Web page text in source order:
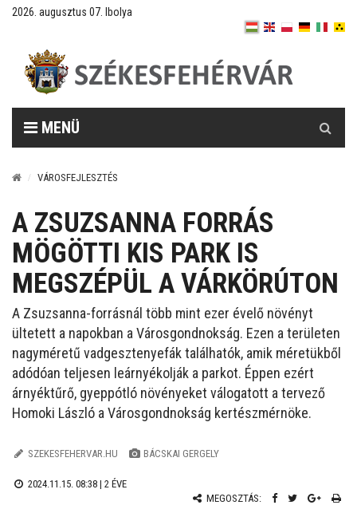
2026. augusztus 07. Ibolya
MENÜ
VÁROSFEJLESZTÉS
A ZSUZSANNA FORRÁS
MÖGÖTTI KIS PARK IS
MEGSZÉPÜL A VÁRKÖRÚTON
A Zsuzsanna-forrásnál több mint ezer évelő növényt
ültetett a napokban a Városgondnokság. Ezen a területen
nagyméretű vadgesztenyefák találhatók, amik méretükből
adódóan teljesen leárnyékolják a parkot. Éppen ezért
árnyéktűrő, gyeppótló növényeket válogatott a tervező
Homoki László a Városgondnokság kertészmérnöke.
SZEKESFEHERVAR.HU BÁCSKAI GERGELY
2024.11.15. 08:38 | 2 ÉVE
MEGOSZTÁS: